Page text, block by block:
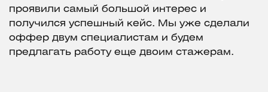
проявили самый большой интерес и
получился успешный кейс. Мы уже сделали
оффер двум специалистам и будем
предлагать работу еще двоим стажерам.